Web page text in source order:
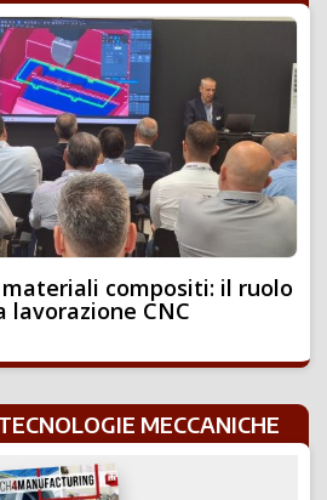
compositi: il ruolo
CNC
MECCANICHE